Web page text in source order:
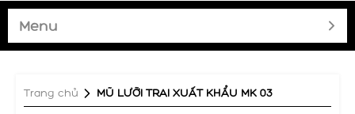
Menu
Trang chủ » MŨ LƯỠI TRAI XUẤT KHẨU MK 03